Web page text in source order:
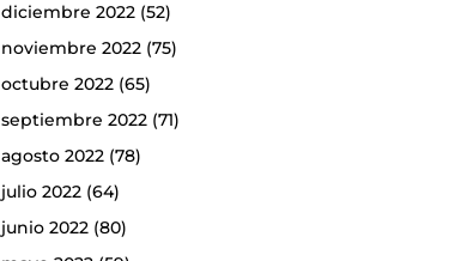
diciembre 2022(52)
noviembre 2022(75)
octubre 2022(65)
septiembre 2022(71)
agosto 2022(78)
julio 2022(64)
junio 2022(80)